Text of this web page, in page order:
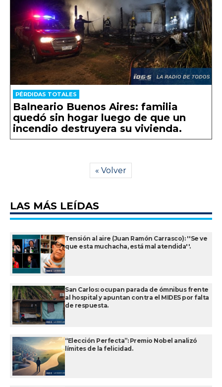
PÉRDIDAS TOTALES
Balneario Buenos Aires: familia
quedó sin hogar luego de que un
incendio destruyera su vivienda.
« Volver
LAS MÁS LEÍDAS
Tensión al aire (Juan Ramón Carrasco): ''Se ve
que esta muchacha, está mal atendida''.
San Carlos: ocupan parada de ómnibus frente
al hospital y apuntan contra el MIDES por falta
de respuesta.
“Elección Perfecta”: Premio Nobel analizó
límites de la felicidad.